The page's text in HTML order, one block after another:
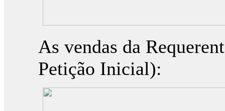
As vendas da
Petição Inicial):